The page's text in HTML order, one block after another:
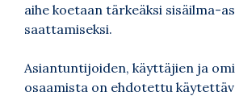
aihe koetaan tärkeäksi sisäilma-
saattamiseksi.
Asiantuntijoiden, käyttäjien ja
osaamista on ehdotettu